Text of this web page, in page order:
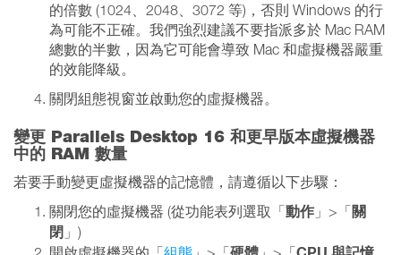
的倍數 (1024、2048、3072 等)，否則 Windows 的行
為可能不正確。我們強烈建議不要指派多於 Mac RAM
總數的半數，因為它可能會導致 Mac 和虛擬機器嚴重
的效能降級。
關閉組態視窗並啟動您的虛擬機器。
變更 Parallels Desktop 16 和更早版本虛擬機器
中的 RAM 數量
若要手動變更虛擬機器的記憶體，請遵循以下步驟：
關閉您的虛擬機器 (從功能表列選取「動作 」>「關
閉 」)